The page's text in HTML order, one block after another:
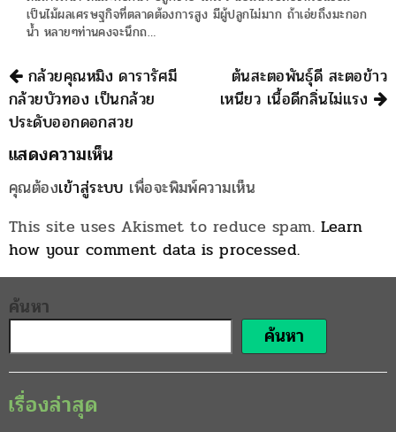
เป็นไม้ผลเศรษฐกิจที่ตลาดต้องการสูง มีผู้ปลูกไม่มาก ถ้าเอ่ยถึงมะกอก
น้ำ หลายๆท่านคงจะนึกถ…
นำทาง
กล้วยคุณหมิง ดารารัศมี
กล้วยบัวทอง เป็นกล้วย
ประดับออกดอกสวย
ต้นสะตอพันธุ์ดี สะตอข้าว
เหนียว เนื้อดีกลิ่นไม่แรง
แสดงความเห็น
คุณต้องเข้าสู่ระบบ เพื่อจะพิมพ์ความเห็น
This site uses Akismet to reduce spam. Learn
how your comment data is processed.
ค้นหา
ค้นหา
เรื่องล่าสุด